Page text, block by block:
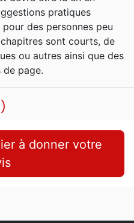
pratiques
des personnes peu
sont courts, de
ou autres ainsi que des
page.